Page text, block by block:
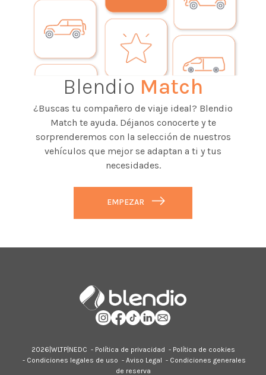
Blendio Match
¿Buscas tu compañero de viaje ideal? Blendio
Match te ayuda. Déjanos conocerte y te
sorprenderemos con la selección de nuestros
vehículos que mejor se adaptan a ti y tus
necesidades.
EMPEZAR
2026| WLTP| NEDC - Política de privacidad - Política de cookies
- Condiciones legales de uso - Aviso Legal - Condiciones generales
de reserva